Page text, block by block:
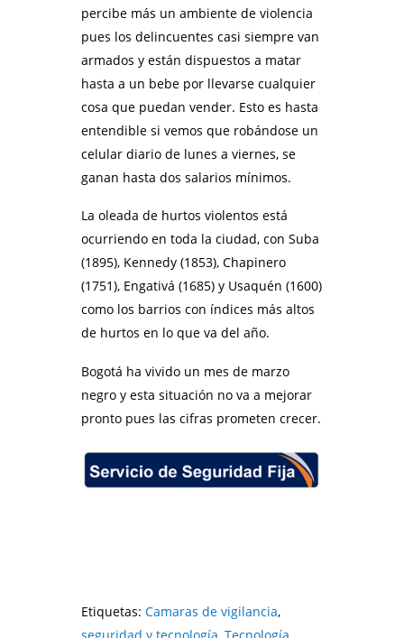
percibe más un ambiente de violencia
pues los delincuentes casi siempre van
armados y están dispuestos a matar
hasta a un bebe por llevarse cualquier
cosa que puedan vender. Esto es hasta
entendible si vemos que robándose un
celular diario de lunes a viernes, se
ganan hasta dos salarios mínimos.
La oleada de hurtos violentos está
ocurriendo en toda la ciudad, con Suba
(1895), Kennedy (1853), Chapinero
(1751), Engativá (1685) y Usaquén (1600)
como los barrios con índices más altos
de hurtos en lo que va del año.
Bogotá ha vivido un mes de marzo
negro y esta situación no va a mejorar
pronto pues las cifras prometen crecer.
Etiquetas: Camaras de vigilancia,